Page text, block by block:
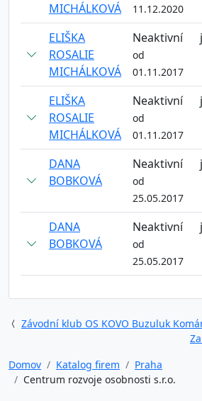
MICHÁLKOVÁ
11.12.2020
ELIŠKA
ROSALIE
MICHÁLKOVÁ
Neaktivní
od
01.11.2017
ELIŠKA
ROSALIE
MICHÁLKOVÁ
Neaktivní
od
01.11.2017
DANA
BOBKOVÁ
Neaktivní
od
25.05.2017
DANA
BOBKOVÁ
Neaktivní
od
25.05.2017
Závodní klub OS KOVO Buzuluk
Domov
Katalog firem
Praha
Centrum rozvoje osobnosti s.r.o.